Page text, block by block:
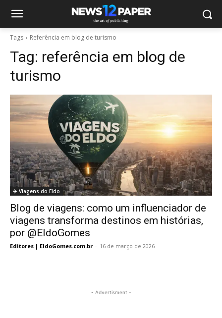
Tags Referência em blog de turismo
Tag: referência em blog de
turismo
✈️ Viagens do Eldo
Blog de viagens: como um influenciador de
viagens transforma destinos em histórias,
por @EldoGomes
Editores | EldoGomes.com.br - 16 de março de 2026
- Advertisment -